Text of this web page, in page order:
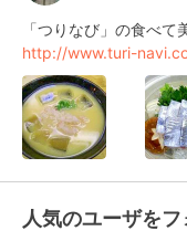
http://www.turi-
人気のユーザをフ